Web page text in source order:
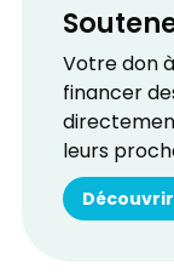
Votre don
financer
leurs